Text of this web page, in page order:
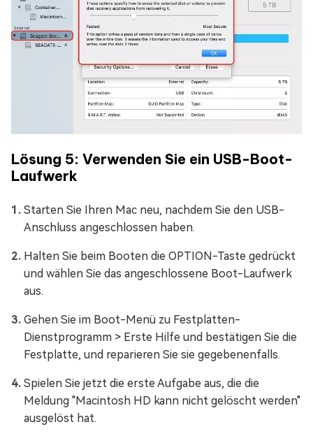
Lösung 5: Verwenden Sie ein USB-Boot-
Laufwerk
Starten Sie Ihren Mac neu, nachdem Sie den USB-
Anschluss angeschlossen haben.
Halten Sie beim Booten die OPTION-Taste gedrückt
und wählen Sie das angeschlossene Boot-Laufwerk
aus.
Gehen Sie im Boot-Menü zu Festplatten-
Dienstprogramm > Erste Hilfe und bestätigen Sie die
Festplatte, und reparieren Sie sie gegebenenfalls.
Spielen Sie jetzt die erste Aufgabe aus, die die
Meldung "Macintosh HD kann nicht gelöscht werden"
ausgelöst hat.